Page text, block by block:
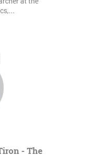
- The